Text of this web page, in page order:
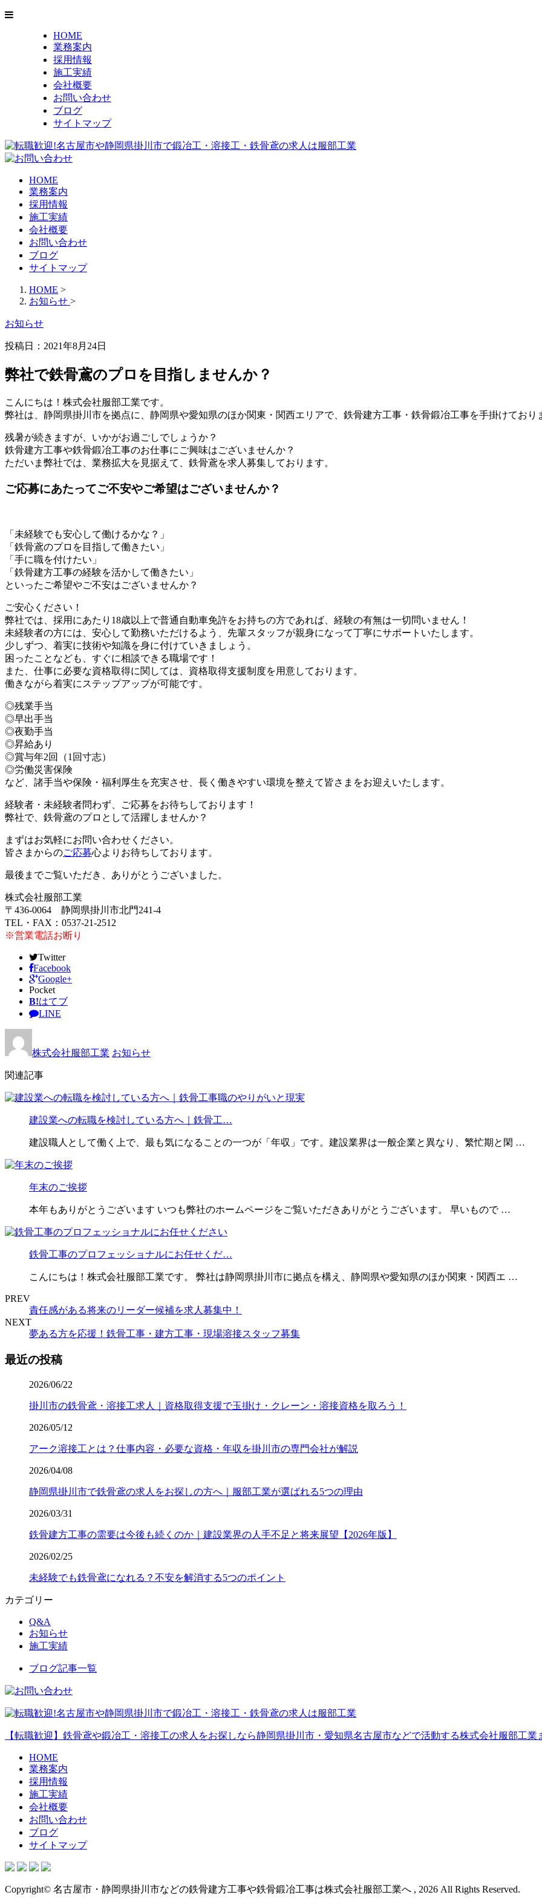
HOME
業務案内
採用情報
施工実績
会社概要
お問い合わせ
ブログ
サイトマップ
HOME
業務案内
採用情報
施工実績
会社概要
お問い合わせ
ブログ
サイトマップ
HOME >
お知らせ >
お知らせ
投稿日：2021年8月24日
弊社で鉄骨鳶のプロを目指しませんか？
こんにちは！株式会社服部工業です。
弊社は、静岡県掛川市を拠点に、静岡県や愛知県のほか関東・関西エリアで、鉄骨建方工事・鉄骨鍛冶工事を手掛けており
残暑が続きますが、いかがお過ごしでしょうか？
鉄骨建方工事や鉄骨鍛冶工事のお仕事にご興味はございませんか？
ただいま弊社では、業務拡大を見据えて、鉄骨鳶を求人募集しております。
ご応募にあたってご不安やご希望はございませんか？
「未経験でも安心して働けるかな？」
「鉄骨鳶のプロを目指して働きたい」
「手に職を付けたい」
「鉄骨建方工事の経験を活かして働きたい」
といったご希望やご不安はございませんか？
ご安心ください！
弊社では、採用にあたり18歳以上で普通自動車免許をお持ちの方であれば、経験の有無は一切問いません！
未経験者の方には、安心して勤務いただけるよう、先輩スタッフが親身になって丁寧にサポートいたします。
少しずつ、着実に技術や知識を身に付けていきましょう。
困ったことなども、すぐに相談できる職場です！
また、仕事に必要な資格取得に関しては、資格取得支援制度を用意しております。
働きながら着実にステップアップが可能です。
◎残業手当
◎早出手当
◎夜勤手当
◎昇給あり
◎賞与年2回（1回寸志）
◎労働災害保険
など、諸手当や保険・福利厚生を充実させ、長く働きやすい環境を整えて皆さまをお迎えいたします。
経験者・未経験者問わず、ご応募をお待ちしております！
弊社で、鉄骨鳶のプロとして活躍しませんか？
まずはお気軽にお問い合わせください。
皆さまからのご応募心よりお待ちしております。
最後までご覧いただき、ありがとうございました。
株式会社服部工業
〒436-0064 静岡県掛川市北門241-4
TEL・FAX：0537-21-2512
※営業電話お断り
Twitter
Facebook
Google+
Pocket
B!はてブ
LINE
株式会社服部工業 お知らせ
関連記事
建設業への転職を検討している方へ｜鉄骨工…
建設職人として働く上で、最も気になることの一つが「年収」です。建設業界は一般企業と異なり、繁忙期と閑 …
年末のご挨拶
本年もありがとうございます いつも弊社のホームページをご覧いただきありがとうございます。 早いもので …
鉄骨工事のプロフェッショナルにお任せくだ…
こんにちは！株式会社服部工業です。 弊社は静岡県掛川市に拠点を構え、静岡県や愛知県のほか関東・関西エ …
PREV
責任感がある将来のリーダー候補を求人募集中！
NEXT
夢ある方を応援！鉄骨工事・建方工事・現場溶接スタッフ募集
最近の投稿
2026/06/22
掛川市の鉄骨鳶・溶接工求人｜資格取得支援で玉掛け・クレーン・溶接資格を取ろう！
2026/05/12
アーク溶接工とは？仕事内容・必要な資格・年収を掛川市の専門会社が解説
2026/04/08
静岡県掛川市で鉄骨鳶の求人をお探しの方へ｜服部工業が選ばれる5つの理由
2026/03/31
鉄骨建方工事の需要は今後も続くのか｜建設業界の人手不足と将来展望【2026年版】
2026/02/25
未経験でも鉄骨鳶になれる？不安を解消する5つのポイント
カテゴリー
Q&A
お知らせ
施工実績
ブログ記事一覧
【転職歓迎】鉄骨鳶や鍛冶工・溶接工の求人をお探しなら静岡県掛川市・愛知県名古屋市などで活動する株式会社服部工業
HOME
業務案内
採用情報
施工実績
会社概要
お問い合わせ
ブログ
サイトマップ
Copyright© 名古屋市・静岡県掛川市などの鉄骨建方工事や鉄骨鍛冶工事は株式会社服部工業へ , 2026 All Rights Reserved.